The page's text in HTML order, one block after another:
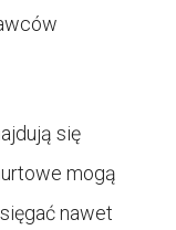
się
mogą
nawet